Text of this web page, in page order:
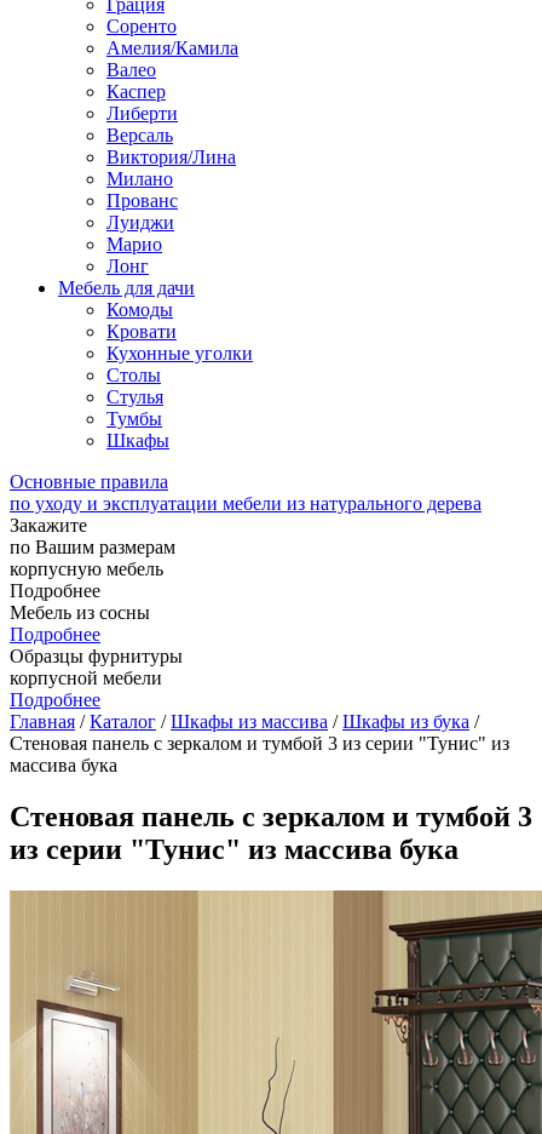
Грация
Соренто
Амелия/Камила
Валео
Каспер
Либерти
Версаль
Виктория/Лина
Милано
Прованс
Луиджи
Марио
Лонг
Мебель для дачи
Комоды
Кровати
Кухонные уголки
Столы
Стулья
Тумбы
Шкафы
Основные правила
по уходу и эксплуатации мебели из натурального дерева
Закажите
по Вашим размерам
корпусную мебель
Подробнее
Мебель из сосны
Подробнее
Образцы фурнитуры
корпусной мебели
Подробнее
Главная /Каталог /Шкафы из массива /Шкафы из бука /
Стеновая панель с зеркалом и тумбой 3 из серии "Тунис" из
массива бука
Стеновая панель с зеркалом и тумбой 3
из серии "Тунис" из массива бука